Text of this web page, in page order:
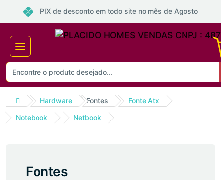
PIX de desconto em todo site no mês de Agosto
Hardware Fontes
Fonte Atx
Notebook
Netbook
Fontes